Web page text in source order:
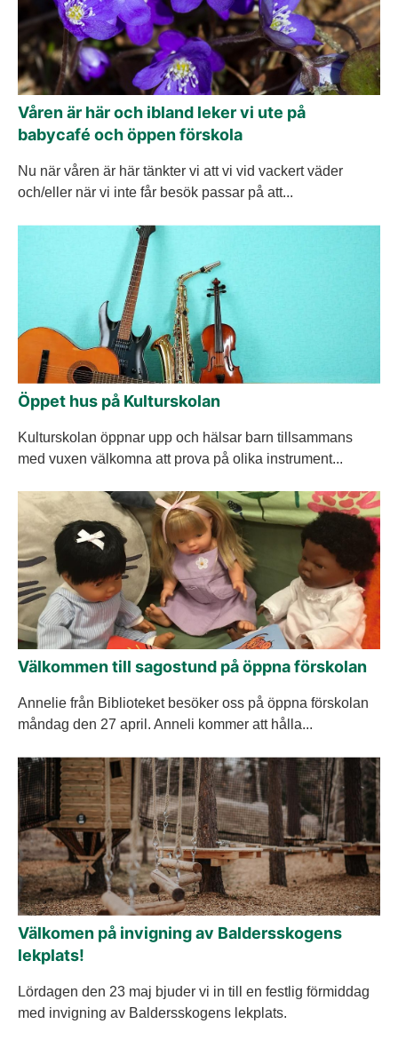
Våren är här och ibland leker vi ute på
babycafé och öppen förskola
Nu när våren är här tänkter vi att vi vid vackert väder
och/eller när vi inte får besök passar på att...
Öppet hus på Kulturskolan
Kulturskolan öppnar upp och hälsar barn tillsammans
med vuxen välkomna att prova på olika instrument...
Välkommen till sagostund på öppna förskolan
Annelie från Biblioteket besöker oss på öppna förskolan
måndag den 27 april. Anneli kommer att hålla...
Välkomen på invigning av Baldersskogens
lekplats!
Lördagen den 23 maj bjuder vi in till en festlig förmiddag
med invigning av Baldersskogens lekplats.